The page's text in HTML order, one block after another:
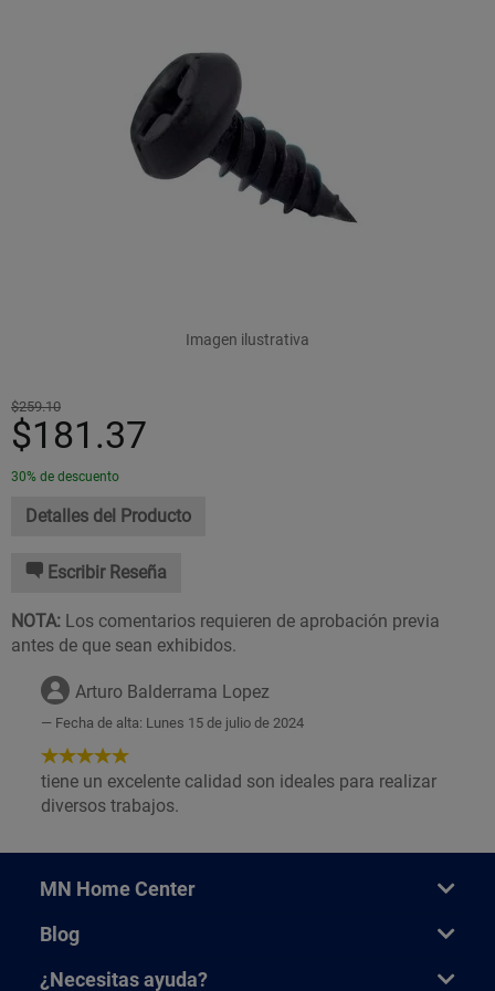
Imagen ilustrativa
$259.10
$181.37
30% de descuento
Detalles del Producto
Escribir Reseña
NOTA: Los comentarios requieren de aprobación previa
antes de que sean exhibidos.
Arturo Balderrama Lopez
Fecha de alta: Lunes 15 de julio de 2024
5
de
5
tiene un excelente calidad son ideales para realizar
diversos trabajos.
MN Home Center
Blog
¿Necesitas ayuda?